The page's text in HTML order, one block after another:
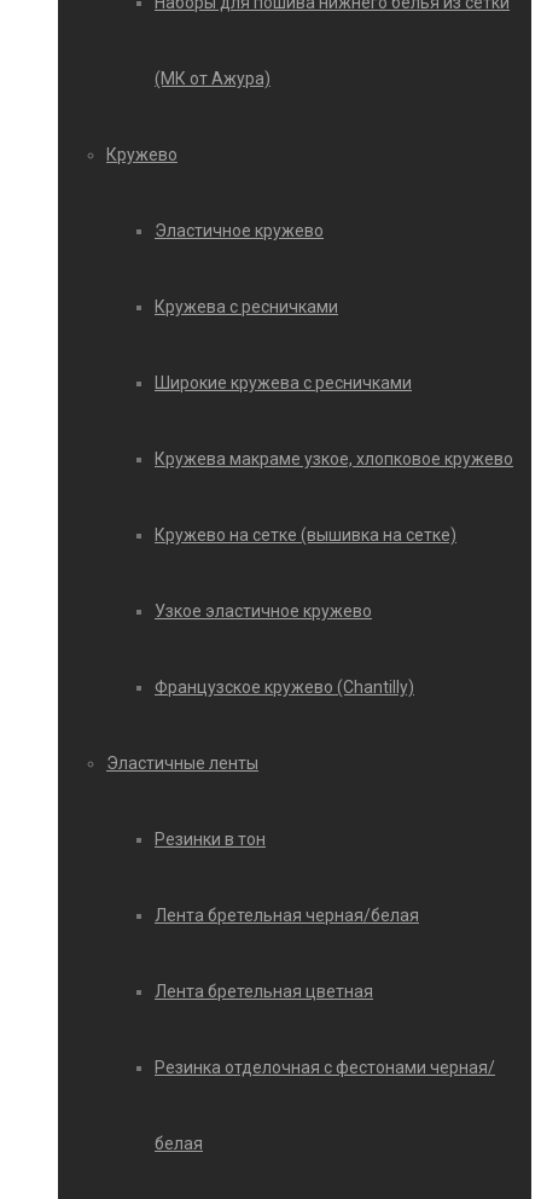
(МК от Ажура)
Кружево
Эластичное кружево
Кружева с ресничками
Широкие кружева с ресничками
Кружева макраме узкое, хлопковое кружево
Кружево на сетке (вышивка на сетке)
Узкое эластичное кружево
Французское кружево (Chantilly)
Эластичные ленты
Резинки в тон
Лента бретельная черная/белая
Лента бретельная цветная
Резинка отделочная с фестонами черная/
белая